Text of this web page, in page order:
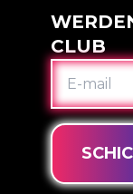
CLUB
E-
MAIL